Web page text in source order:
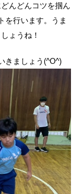
んどんコツを掴ん
を行います。うま
ょうね！
きましょう(^O^)